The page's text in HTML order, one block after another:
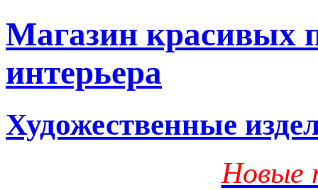
Магазин красивых
интерьера
Художественные
Новые